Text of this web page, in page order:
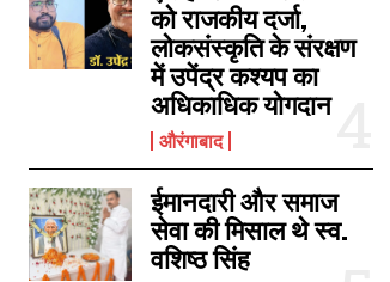
पटना कैनाल पर पुल और सम्पर्क पथ की सांसद से की मांग
May 7, 2025
In "औरंगाबाद"
को राजकीय दर्जा,
लोकसंस्कृति के संरक्षण
में उपेंद्र कश्यप का
अधिकाधिक योगदान
औरंगाबाद
ईमानदारी और समाज
सेवा की मिसाल थे स्व.
वशिष्ठ सिंह